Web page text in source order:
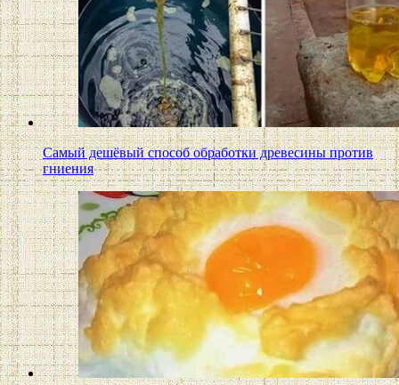
Самый дешёвый способ обработки древесины против
гниения